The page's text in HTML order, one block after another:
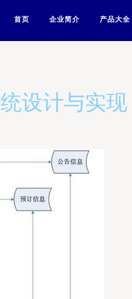
首页 企业简介 产品大全
设计与实现